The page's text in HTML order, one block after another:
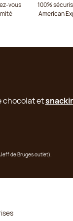
vous
100%
American
chocolat et
de Bruges outlet).